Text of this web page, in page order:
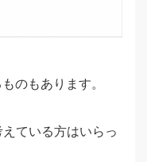
のもあります。
ている方はいらっ